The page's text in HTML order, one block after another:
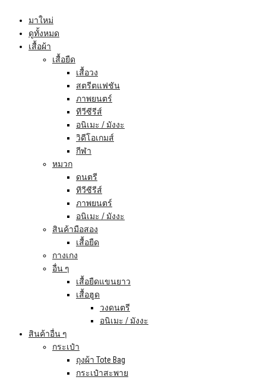
มาใหม่
ดูทั้งหมด
เสื้อผ้า
เสื้อยืด
เสื้อวง
สตรีตแฟชัน
ภาพยนตร์
ทีวีซีรีส์
อนิเมะ / มังงะ
วิดีโอเกมส์
กีฬา
หมวก
ดนตรี
ทีวีซีรีส์
ภาพยนตร์
อนิเมะ / มังงะ
สินค้ามือสอง
เสื้อยืด
กางเกง
อื่น ๆ
เสื้อยืดแขนยาว
เสื้อฮูด
วงดนตรี
อนิเมะ / มังงะ
สินค้าอื่น ๆ
กระเป๋า
ถุงผ้า Tote Bag
กระเป๋าสะพาย